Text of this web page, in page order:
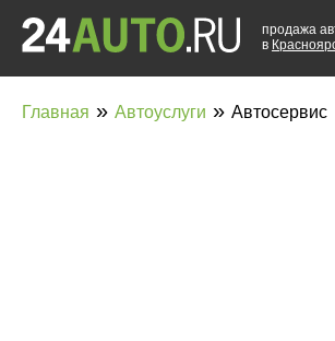
продажа
в
Главная » Автоуслуги » Автосервис